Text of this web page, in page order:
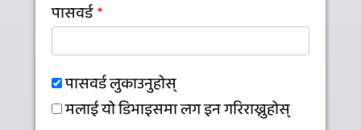
पासवर्ड
पासवर्ड लुकाउनुहोस्
मलाई यो डिभाइसमा लग इन गरिराख्नुहोस्